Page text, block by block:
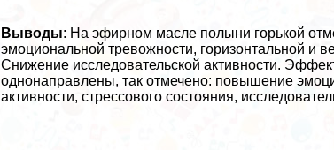
Выводы: На эфирном масле полыни горькой
эмоциональной тревожности, горизонтальной и
Снижение исследовательской активности.
однонаправлены, так отмечено: повышение
активности, стрессового состояния,